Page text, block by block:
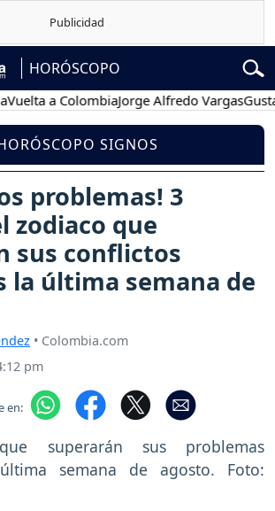
HORÓSCOPO
a ColombiaJorge Alfredo VargasGustavo
SIGNOS
problemas! 3
zodiaco que
sus conflictos
la última semana de
• Colombia.com
pm
en: